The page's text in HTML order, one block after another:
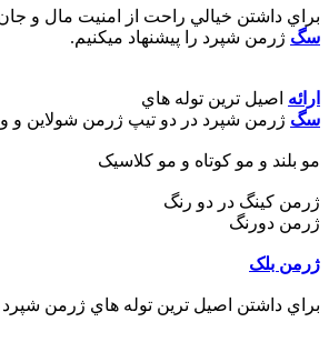
براي داشتن خيالي راحت از امنيت مال و
سگ ژرمن شپرد را پيشنهاد ميکنيم.
ارائه اصيل ترين توله هاي
سگ ژرمن شپرد در دو تيپ ژرمن شولاين و
مو بلند و مو کوتاه و مو کلاسيک
ژرمن کينگ در دو رنگ
ژرمن دورنگ
ژرمن بلک
براي داشتن اصيل ترين توله هاي ژرمن شپرد